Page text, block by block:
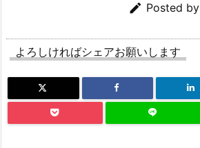
 Posted by
よろしければシェアお願いします